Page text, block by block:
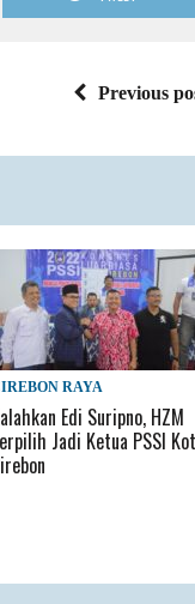
Previous
RAYA
Edi Suripno, HZM
Jadi Ketua PSSI